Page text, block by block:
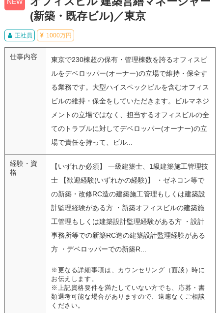
(新築・既存ビル)／東京
正社員 1000万円
仕事内容
東京で230棟超の保有・管理棟数を誇るオフィスビ
ルをデベロッパー(オーナー)の立場で維持・保全す
る業務です。大型ハイスペックビルを含むオフィス
ビルの維持・保全をしていただきます。ビルマネジ
メントの立場ではなく、担当するオフィスビルの全
てのトラブルに対してデベロッパー(オーナー)の立
場で責任を持って、ビル...
経験・資
格
【いずれか必須】 一級建築士、1級建築施工管理技
士 【歓迎経験(いずれかの経験)】 ・ゼネコン等で
の新築・改修RC造の建築施工管理もしくは建築設
計監理経験がある方 ・新築オフィスビルの建築施
工管理もしくは建築設計監理経験がある方 ・設計
事務所等での新築RC造の建築設計監理経験がある
方 ・デベロッパーでの新築R...
※更なる詳細事項は、カウンセリング（面談）時に
お伝えします。
※上記資格要件を満たしていない方でも、応募・書
類選考可能な場合がありますので、遠慮なくご相談
ください。